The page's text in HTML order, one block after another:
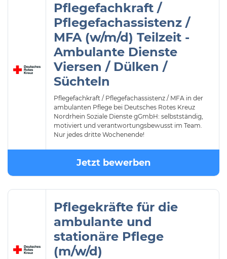
Pflegefachkraft /
Pflegefachassistenz /
MFA (w/m/d) Teilzeit -
Ambulante Dienste
Viersen / Dülken /
Süchteln
Pflegefachkraft / Pflegefachassistenz / MFA in der
ambulanten Pflege bei Deutsches Rotes Kreuz
Nordrhein Soziale Dienste gGmbH: selbstständig,
motiviert und verantwortungsbewusst im Team.
Nur jedes dritte Wochenende!
Jetzt bewerben
Pflegekräfte für die
ambulante und
stationäre Pflege
(m/w/d)